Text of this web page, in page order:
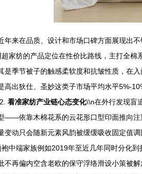
来在品质、设计和市场口碑方面展现出
家纺的产品定位在性价比路线，主打全
季节被子的触感柔软度和抗皱性质，在
出狄仕、圣妙这类子市场平均水平5%-
看准家纺产业链心态变化\\n在外行发现盲
——依靠木棉花系的云花形口型印面推向
动只会随新元素风韵被缓缓吸收固定值
中端家族例如2019年至近几年同时分化
不再偏内空含老欧的保守浮络滑设小策